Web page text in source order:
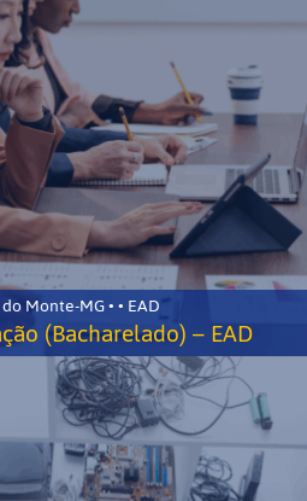
Santo Antônio do Monte-MG • • EAD
(Bacharelado) – EAD